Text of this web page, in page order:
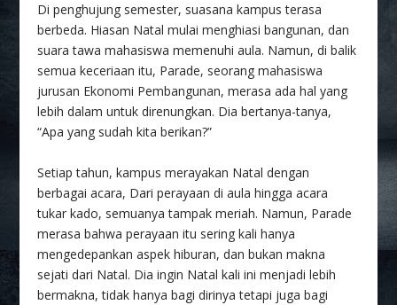
Di penghujung semester, suasana kampus terasa
berbeda. Hiasan Natal mulai menghiasi bangunan, dan
suara tawa mahasiswa memenuhi aula. Namun, di balik
semua keceriaan itu, Parade, seorang mahasiswa
jurusan Ekonomi Pembangunan, merasa ada hal yang
lebih dalam untuk direnungkan. Dia bertanya-tanya,
“Apa yang sudah kita berikan?”
Setiap tahun, kampus merayakan Natal dengan
berbagai acara, Dari perayaan di aula hingga acara
tukar kado, semuanya tampak meriah. Namun, Parade
merasa bahwa perayaan itu sering kali hanya
mengedepankan aspek hiburan, dan bukan makna
sejati dari Natal. Dia ingin Natal kali ini menjadi lebih
bermakna, tidak hanya bagi dirinya tetapi juga bagi